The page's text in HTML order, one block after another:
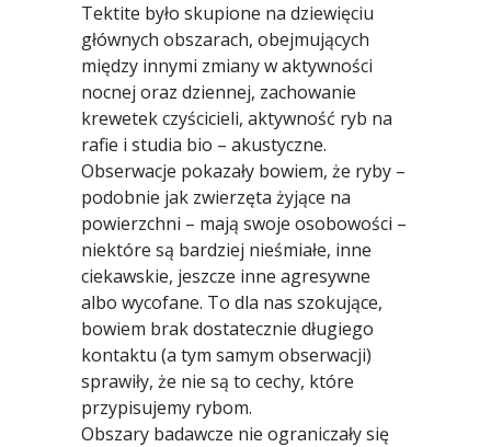
Tektite było skupione na dziewięciu
głównych obszarach, obejmujących
między innymi zmiany w aktywności
nocnej oraz dziennej, zachowanie
krewetek czyścicieli, aktywność ryb na
rafie i studia bio – akustyczne.
Obserwacje pokazały bowiem, że ryby –
podobnie jak zwierzęta żyjące na
powierzchni – mają swoje osobowości –
niektóre są bardziej nieśmiałe, inne
ciekawskie, jeszcze inne agresywne
albo wycofane. To dla nas szokujące,
bowiem brak dostatecznie długiego
kontaktu (a tym samym obserwacji)
sprawiły, że nie są to cechy, które
przypisujemy rybom.
Obszary badawcze nie ograniczały się